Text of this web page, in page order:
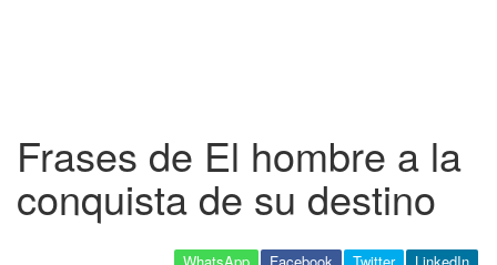
Frases de El hombre a la
conquista de su destino